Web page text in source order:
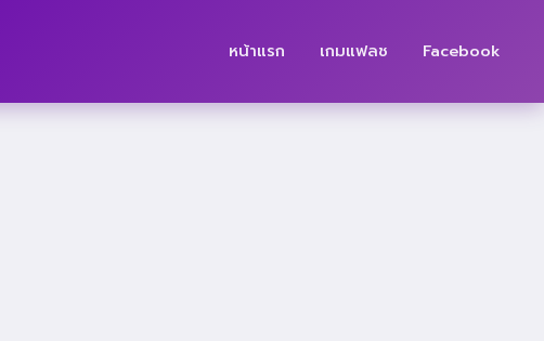
หน้าแรก เกมแฟลช Facebook